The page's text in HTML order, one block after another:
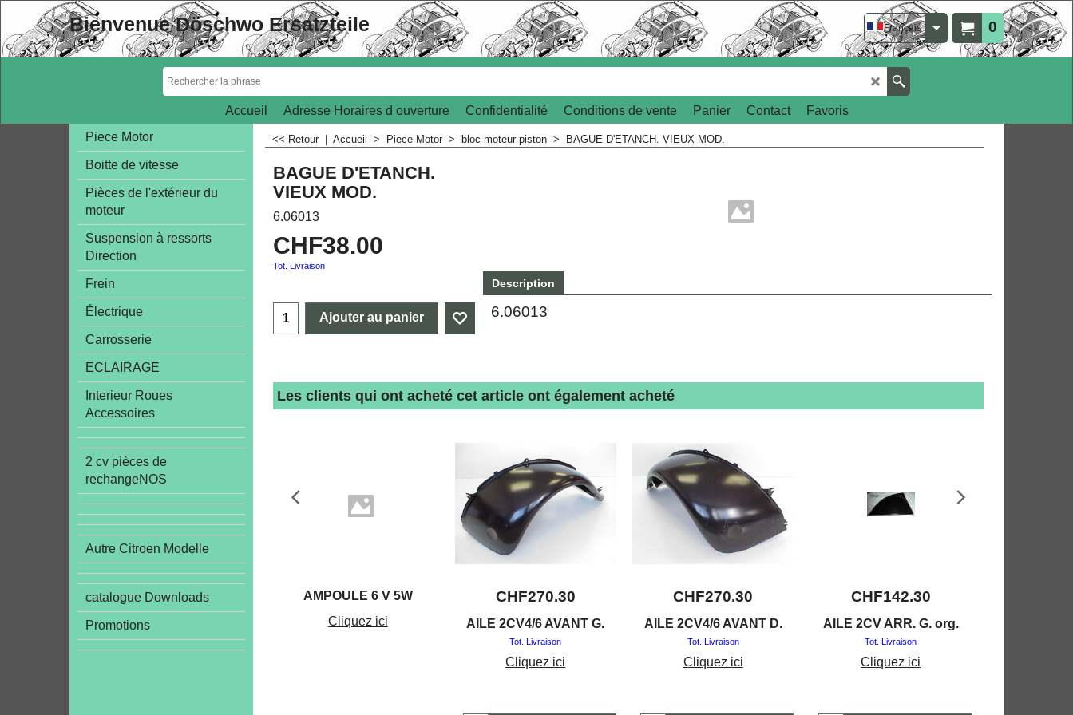
0
Français
Bienvenue Döschwo Ersatzteile
Accueil Adresse Horaires d ouverture Confidentialité Conditions de vente Panier Contact
Favoris
Piece Motor
Boitte de vitesse
Pièces de l'extérieur du
moteur
Suspension à ressorts
Direction
Frein
Électrique
Carrosserie
ECLAIRAGE
Interieur Roues
Accessoires
2 cv pièces de
rechangeNOS
Autre Citroen Modelle
catalogue Downloads
Promotions
<< Retour Accueil > Piece Motor > bloc moteur piston > BAGUE D'ETANCH. VIEUX MOD.
BAGUE D'ETANCH.
VIEUX MOD.
6.06013
CHF38.00
Tot. Livraison
Ajouter au panier
Description
6.06013
Les clients qui ont acheté cet article ont également acheté
AMPOULE 6 V 5W
Cliquez ici
CHF270.30
AILE 2CV4/6 AVANT G.
Tot. Livraison
Cliquez ici
CHF270.30
AILE 2CV4/6 AVANT D.
Tot. Livraison
Cliquez ici
CHF142.30
AILE 2CV ARR. G. org.
Tot. Livraison
Cliquez ici